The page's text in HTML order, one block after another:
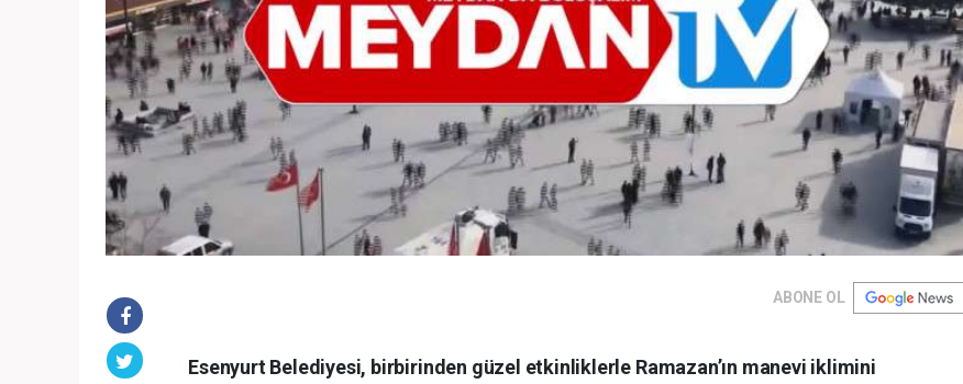
ABONE OL
Esenyurt Belediyesi, birbirinden güzel etkinliklerle Ramazan’ın manevi iklimini